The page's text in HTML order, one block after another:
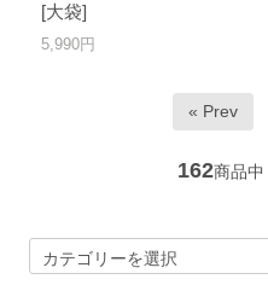
[大袋]
5,990円
« Prev
162商品中